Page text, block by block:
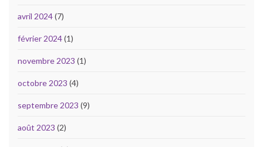
avril 2024(7)
février 2024(1)
novembre 2023 (1)
octobre 2023 (4)
septembre 2023 (9)
août 2023 (2)